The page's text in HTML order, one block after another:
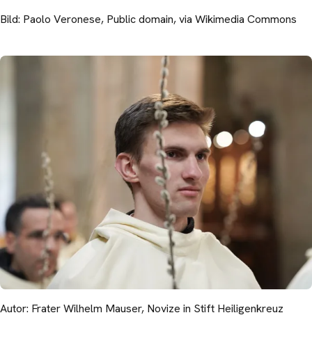
Bild: Paolo Veronese, Public domain, via Wikimedia Commons
Autor: Frater Wilhelm Mauser, Novize in Stift Heiligenkreuz